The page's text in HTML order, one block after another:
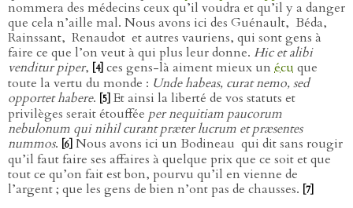
nommera des médecins ceux qu’il voudra et qu’il y a danger
que cela n’aille mal. Nous avons ici des Guénault, Béda,
Rainssant, Renaudot et autres vauriens, qui sont gens à
faire ce que l’on veut à qui plus leur donne. Hic et alibi
venditur piper, [4] ces gens-là aiment mieux un écu que
toute la vertu du monde : Unde habeas, curat nemo, sed
opportet habere. [5] Et ainsi la liberté de vos statuts et
privilèges serait étouffée per nequitiam paucorum
nebulonum qui nihil curant præter lucrum et præsentes
nummos. [6] Nous avons ici un Bodineau qui dit sans rougir
qu’il faut faire ses affaires à quelque prix que ce soit et que
tout ce qu’on fait est bon, pourvu qu’il en vienne de
l’argent ; que les gens de bien n’ont pas de chausses. [7]